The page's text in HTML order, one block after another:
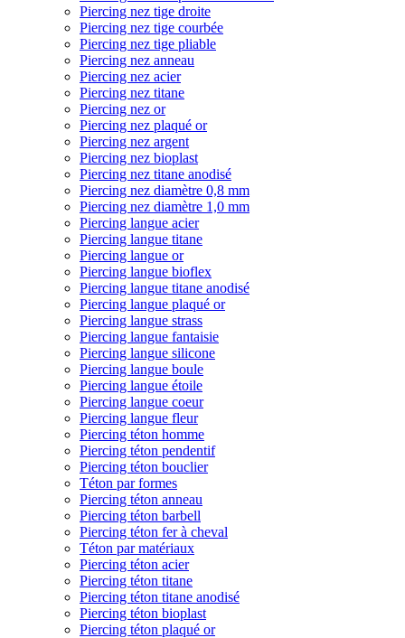
Piercing nez tige droite
Piercing nez tige courbée
Piercing nez tige pliable
Piercing nez anneau
Piercing nez acier
Piercing nez titane
Piercing nez or
Piercing nez plaqué or
Piercing nez argent
Piercing nez bioplast
Piercing nez titane anodisé
Piercing nez diamètre 0,8 mm
Piercing nez diamètre 1,0 mm
Piercing langue acier
Piercing langue titane
Piercing langue or
Piercing langue bioflex
Piercing langue titane anodisé
Piercing langue plaqué or
Piercing langue strass
Piercing langue fantaisie
Piercing langue silicone
Piercing langue boule
Piercing langue étoile
Piercing langue coeur
Piercing langue fleur
Piercing téton homme
Piercing téton pendentif
Piercing téton bouclier
Téton par formes
Piercing téton anneau
Piercing téton barbell
Piercing téton fer à cheval
Téton par matériaux
Piercing téton acier
Piercing téton titane
Piercing téton titane anodisé
Piercing téton bioplast
Piercing téton plaqué or